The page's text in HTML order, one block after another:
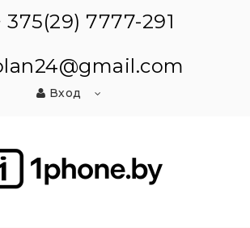
375(29) 7777-291
Вход